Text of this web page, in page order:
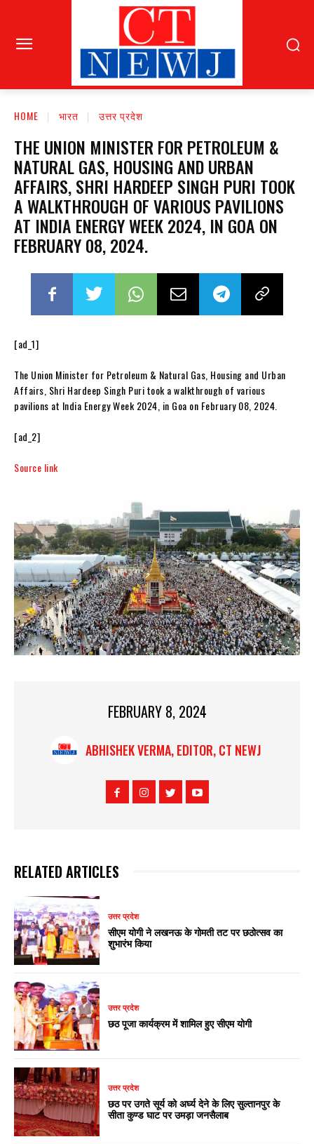
HOME भारत उत्तर प्रदेश
THE UNION MINISTER FOR PETROLEUM &
NATURAL GAS, HOUSING AND URBAN
AFFAIRS, SHRI HARDEEP SINGH PURI TOOK
A WALKTHROUGH OF VARIOUS PAVILIONS
AT INDIA ENERGY WEEK 2024, IN GOA ON
FEBRUARY 08, 2024.
[ad_1]
The Union Minister for Petroleum & Natural Gas, Housing and Urban
Affairs, Shri Hardeep Singh Puri took a walkthrough of various
pavilions at India Energy Week 2024, in Goa on February 08, 2024.
[ad_2]
Source link
FEBRUARY 8, 2024
ABHISHEK VERMA, EDITOR, CT NEWJ
RELATED ARTICLES
उत्तर प्रदेश
सीएम योगी ने लखनऊ के गोमती तट पर छठोत्सव का
शुभारंभ किया
उत्तर प्रदेश
छठ पूजा कार्यक्रम में शामिल हुए सीएम योगी
उत्तर प्रदेश
छठ पर उगते सूर्य को अर्घ्य देने के लिए सुल्तानपुर के
सीता कुण्ड घाट पर उमड़ा जनसैलाब